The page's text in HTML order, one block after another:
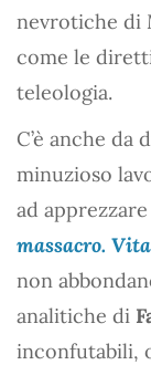
nevrotiche di
come le
teleologia.
C’è anche da
minuzioso
ad
massacro.
non
analitiche di
inconfutabili,